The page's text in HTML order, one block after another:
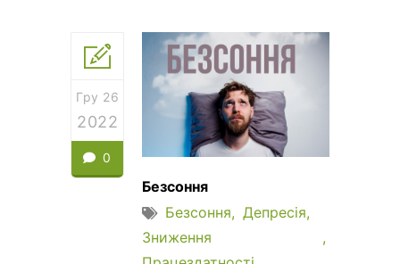
Гру 26
2022
0
Безсоння
Безсоння
Депресія
Зниження